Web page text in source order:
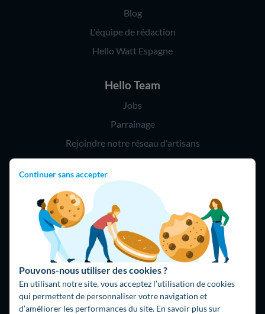
Continuer sans accepter
Pouvons-nous utiliser des cookies ?
En utilisant notre site, vous acceptez l’utilisation de cookies
qui permettent de personnaliser votre navigation et
d’améliorer les performances du site. En savoir plus sur
Blog
L'équipe de rédaction
Hello Watt Espagne
Hello Team
Jobs
Parrainage
Rejoindre notre réseau d'artisans
09 75 18 60 60
(8h-21h)
75018 Paris